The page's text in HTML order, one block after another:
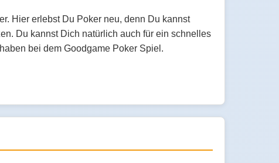
Hier erlebst Du Poker neu, denn Du kannst
Du kannst Dich natürlich auch für ein schnelles
bei dem Goodgame Poker Spiel.